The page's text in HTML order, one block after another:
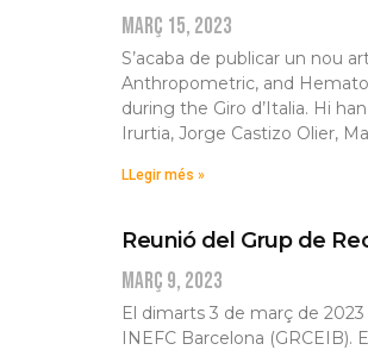
març 15, 2023
S’acaba de publicar un nou
Anthropometric, and
during the Giro d’Italia. Hi
Irurtia, Jorge Castizo Olier,
LLegir més »
Reunió del Grup de
març 9, 2023
El dimarts 3 de març de 2023
INEFC Barcelona (GRCEIB).